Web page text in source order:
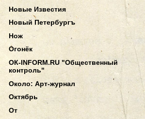
Новые Известия
Новый Петербургъ
Нож
Огонёк
ОК-INFORM.RU "Общественный
контроль"
Около: Арт-журнал
Октябрь
От